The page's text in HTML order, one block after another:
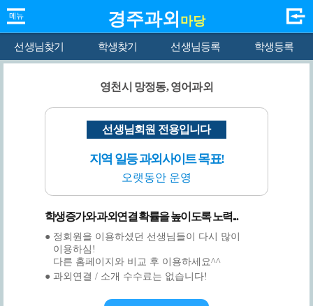
경주과외 마당
선생님찾기 학생찾기 선생님등록 학생등록
영천시 망정동, 영어과외
선생님회원 전용입니다
지역 일등 과외사이트 목표!
오랫동안 운영
학생증가와 과외연결 확률을 높이도록 노력...
● 정회원을 이용하셨던 선생님들이 다시 많이
이용하심!
다른 홈페이지와 비교 후 이용하세요^^
● 과외연결 / 소개 수수료는 없습니다!